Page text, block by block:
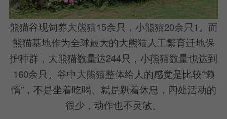
熊猫谷现饲养大熊猫15余只，小熊猫20余只1。而
熊猫基地作为全球最大的大熊猫人工繁育迁地保
护种群，大熊猫数量达244只，小熊猫数量也达到
160余只。谷中大熊猫整体给人的感觉是比较“懒
惰”，不是坐着吃喝、就是趴着休息，四处活动的
很少，动作也不灵敏。